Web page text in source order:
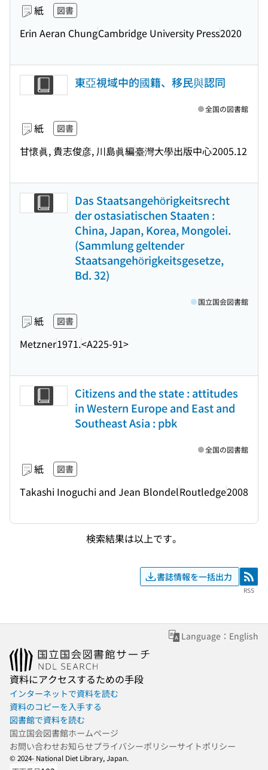
紙 図書
Erin Aeran ChungCambridge University Press2020
東亞視域中的國籍、移民與認同
紙 図書
甘懷眞, 貴志俊彦, 川島眞編臺灣大學出版中心2005.12
全国の図書館
Das Staatsangehörigkeitsrecht
der ostasiatischen Staaten :
China, Japan, Korea, Mongolei.
(Sammlung geltender
Staatsangehörigkeitsgesetze,
Bd. 32)
紙 図書
Metzner1971.<A225-91>
国立国会図書館
Citizens and the state : attitudes
in Western Europe and East and
Southeast Asia : pbk
紙 図書
Takashi Inoguchi and Jean BlondelRoutledge2008
全国の図書館
検索結果は以上です。
書誌情報を一括出力 RSS
RSS
Language：English
資料にアクセスするための手段
インターネットで資料を読む
資料のコピーを入手する
図書館で資料を読む
国立国会図書館ホームページ
お問い合わせお知らせプライバシーポリシーサイトポリシー
© 2024- National Diet Library, Japan.